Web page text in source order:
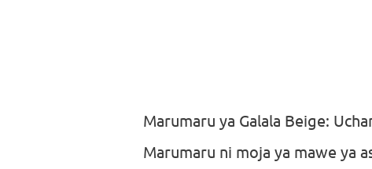
Marumaru ya Galala Beige:
Marumaru ni moja ya mawe ya